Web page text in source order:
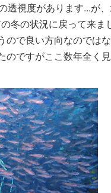
透視度があります...が
冬の状況に戻って来ま
ので良い方向なのでは
のですがここ数年全く